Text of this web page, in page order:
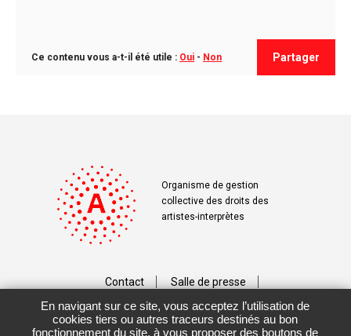
Ce contenu vous a-t-il été utile : Oui - Non Partager
Organisme de gestion
collective des droits des
artistes-interprètes
Contact Salle de presse
Téléchargements Crédits
En navigant sur ce site, vous acceptez l’utilisation de
cookies tiers ou autres traceurs destinés au bon
fonctionnement du site, à vous proposer des boutons de